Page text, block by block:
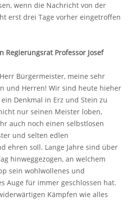
wenn die Nachricht von der
erst drei Tage vorher eingetroffen
Regierungsrat Professor Josef
Bürgermeister, meine sehr
und Herren! Wir sind heute hieher
Denkmal in Erz und Stein zu
nur seinen Meister loben,
auch noch einen selbstlosen
und selten edlen
ehren soll. Lange Jahre sind über
hinweggezogen, an welchem
sein wohlwollenes und
Auge für immer geschlossen hat.
Kämpfen wie alles